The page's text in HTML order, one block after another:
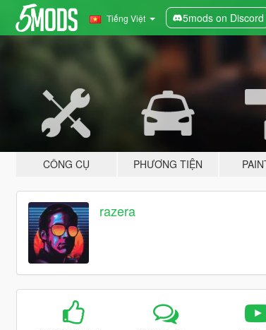
Tiếng Việt 5mods on Discord
CÔNG CỤ PHƯƠNG TIỆN
razera